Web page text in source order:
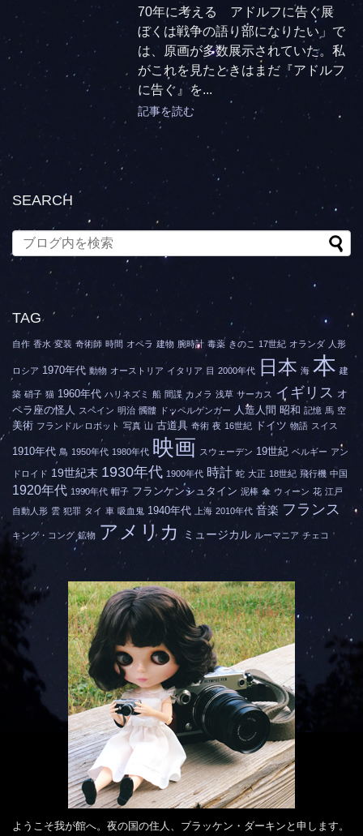
70年に考える アドルフに告ぐ展
ぼくは戦争の語り部になりたい」で
は、原画が多数展示されていた。私
がこれを見たときはまだ『アドルフ
に告ぐ』を...
記事を読む
SEARCH
TAG
自作 香水 変装 奇術師 時間 オペラ 建物 腕時計 毒薬 きのこ 17世紀 オランダ 人形
ロシア 1970年代 動物 オーストリア イタリア 目 2000年代 日本 海 本 建
築 硝子 猫 1960年代 ハリネズミ 船 間諜 カメラ 浅草 サーカス イギリス オ
ペラ座の怪人
スペイン 明治 髑髏 ドッペルゲンガー 人造人間 昭和 記憶 馬 空
美術 フランドル ロボット 写真 山 古道具 奇術 夜 16世紀 ドイツ 物語 スイス
1910年代 鳥 1950年代 1980年代 映画 スウェーデン 19世紀 ベルギー アン
ドロイド 19世紀末 1930年代 1900年代 時計 蛇 大正 18世紀 飛行機 中国
1920年代 1990年代 帽子 フランケンシュタイン 泥棒 傘 ウィーン 花 江戸
自動人形 雲 犯罪 タイ 車 吸血鬼 1940年代 上海 2010年代 音楽 フランス
キング・コング 鉱物 アメリカ ミュージカル ルーマニア チェコ
ようこそ我が館へ。夜の国の住人、ブラッケン・ダーキンと申します。